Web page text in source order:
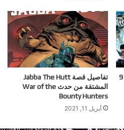
إصدارات DC Comics ليوم الثلاثاء 9
تفاصيل قصة Jabba The Hutt
المشتقة من حدث War of the
Bounty Hunters
أبريل 11, 2021